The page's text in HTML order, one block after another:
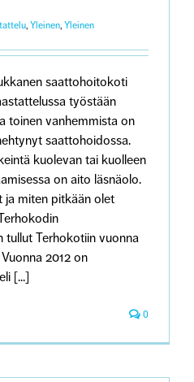
, Yleinen, Yleinen
saattohoitokoti
työstään
toinen vanhemmista on
saattohoidossa.
kuolevan tai kuolleen
on aito läsnäolo.
ja miten pitkään olet
tullut Terhokotiin vuonna
2012 on
[...]
0